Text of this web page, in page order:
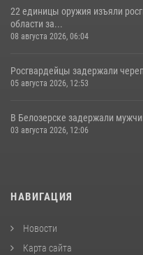
22 единицы оружия изъяли
области за...
08 августа 2026, 06:04
Росгвардейцы задержали
05 августа 2026, 12:53
В Белозерске задержали
03 августа 2026, 12:06
НАВИГАЦИЯ
Новости
Карта сайта